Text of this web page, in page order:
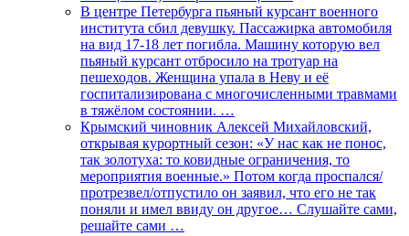
В центре Петербурга пьяный курсант военного
института сбил девушку. Пассажирка автомобиля
на вид 17-18 лет погибла. Машину которую вел
пьяный курсант отбросило на тротуар на
пешеходов. Женщина упала в Неву и её
госпитализирована с многочисленными травмами
в тяжёлом состоянии. …
Крымский чиновник Алексей Михайловский,
открывая курортный сезон: «У нас как не понос,
так золотуха: то ковидные ограничения, то
мероприятия военные.» Потом когда проспался/
протрезвел/отпустило он заявил, что его не так
поняли и имел ввиду он другое… Слушайте сами,
решайте сами …